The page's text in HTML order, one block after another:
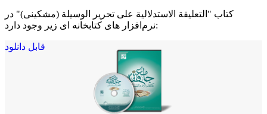
کتاب "التعليقة الاستدلالية علی تحرير الوسيلة (مشکینی)" در
نرم‌افزار های کتابخانه ای زیر وجود دارد:
قابل دانلود